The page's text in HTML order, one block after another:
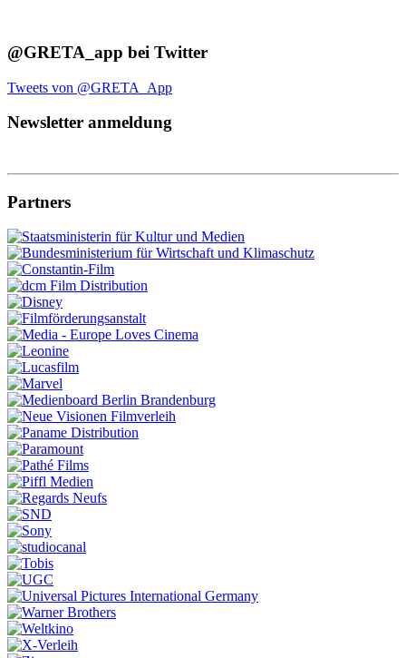
@GRETA_app bei Twitter
Tweets von @GRETA_App
Newsletter anmeldung
Partners